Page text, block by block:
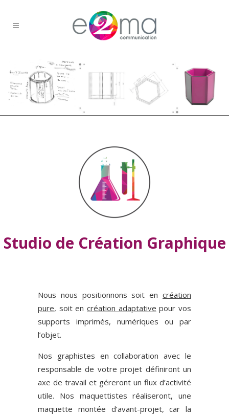
Studio de Création Graphique
Nous nous positionnons soit en création
pure, soit en création adaptative pour vos
supports imprimés, numériques ou par
l’objet.
Nos graphistes en collaboration avec le
responsable de votre projet définiront un
axe de travail et géreront un flux d’activité
utile. Nos maquettistes réaliseront, une
maquette montée d’avant-projet, car la